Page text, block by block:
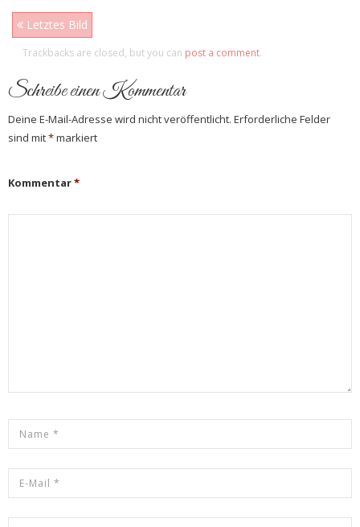
Letztes Bild
Trackbacks are closed, but you can post a comment.
Schreibe einen Kommentar
Deine E-Mail-Adresse wird nicht veröffentlicht. Erforderliche Felder
sind mit*markiert
Kommentar*